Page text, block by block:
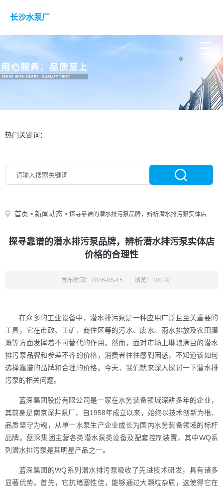
长沙水泵厂
热门关键词：
首页 > 新闻动态 > 探寻靠谱的潜水排污泵品牌，辨析潜水排污泵实体店价格的合理性
探寻靠谱的潜水排污泵品牌，辨析潜水排污泵实体店
价格的合理性
发布时间：2026-05-15 浏览：220 次
在众多的工业设备中，潜水排污泵是一种应用广泛且至关重要的
工具，它在市政、工矿、商住区等的污水、废水、雨水排放及农田灌
溉等方面发挥着不可替代的作用。然而，面对市场上琳琅满目的潜水
排污泵品牌和参差不齐的价格，消费者往往感到困惑，不知道该如何
选择靠谱的品牌和合理的价格。今天，我们就来深入探讨一下潜水排
污泵的相关问题。
蓝深集团股份有限公司是一家在水务装备领域深耕多年的企业，
其前身是南京深井泵厂，自1958年成立以来，始终以技术创新为根、
品质坚守为魂，从单一水泵生产企业成长为国内水务装备领域的标杆
品牌。蓝深集团主营各类潜水泵类设备及配套控制装置，其中WQ系
列潜水排污泵是其明星产品之一。
蓝深集团的WQ系列潜水排污泵吸收了先进技术研发，具有诸多
显著优势。首先，它抗堵塞性佳，能够通过大颗粒杂质，这使得它在